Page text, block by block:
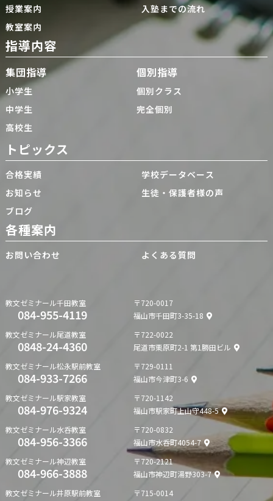
授業案内
教室案内
入塾までの流れ
指導内容
集団指導
小学生
中学生
高校生
個別指導
個別クラス
完全個別
トピックス
合格実績
お知らせ
ブログ
学校データベース
生徒・保護者様の声
各種案内
お問い合わせ よくある質問
教文ゼミナール千田教室
084-955-4119
〒720-0017
福山市千田町3-35-18
教文ゼミナール尾道教室
0848-24-4360
〒722-0022
尾道市栗原町2-1 第1勝田ビル
教文ゼミナール松永駅前教室
084-933-7266
〒729-0111
福山市今津町3-6
教文ゼミナール駅家教室
084-976-9324
〒720-1142
福山市駅家町上山守448-5
教文ゼミナール水呑教室
084-956-3366
〒720-0832
福山市水呑町4054-7
教文ゼミナール神辺教室
084-966-3888
〒720-2121
福山市神辺町湯野303-7
教文ゼミナール井原駅前教室
〒715-0014